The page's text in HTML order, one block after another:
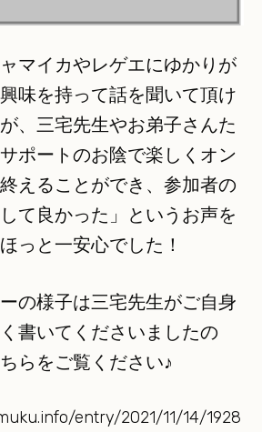
マイカやレゲエにゆかりが
味を持って話を聞いて頂け
、三宅先生やお弟子さんた
ポートのお陰で楽しくオン
えることができ、参加者の
て良かった」というお声を
っと一安心でした！
の様子は三宅先生がご自身
書いてくださいましたの
らをご覧ください♪
entry/2021/11/14/1928